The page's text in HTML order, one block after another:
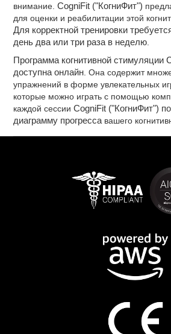
внимание.CogniFit ("КогниФит")
для оценки и реабилитации этой
Для корректной тренировки
день два или три раза в неделю.
Программа когнитивной стимуляции
доступна онлайн. Она содержит
упражнений в форме увлекательных
которые можно играть с помощью
каждой сессииCogniFit ("КогниФит")
диаграмму прогрессавашего